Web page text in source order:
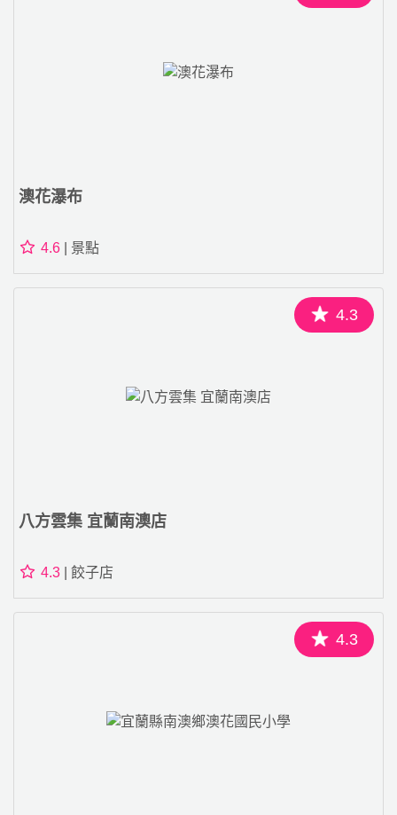
澳花瀑布
4.6 | 景點
4.3
八方雲集 宜蘭南澳店
4.3 | 餃子店
4.3